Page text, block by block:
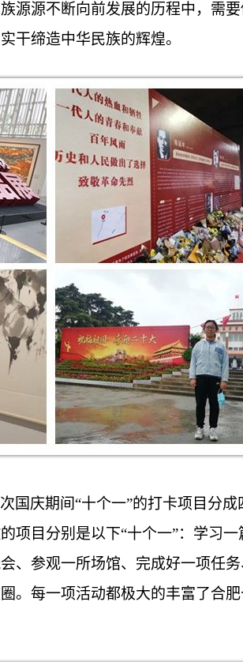
源源不断向前发展的历程中，需
干缔造中华民族的辉煌。
国庆期间“十个一”的打卡项目分成
项目分别是以下“十个一”：学习
、参观一所场馆、完成好一项任务
。每一项活动都极大的丰富了合